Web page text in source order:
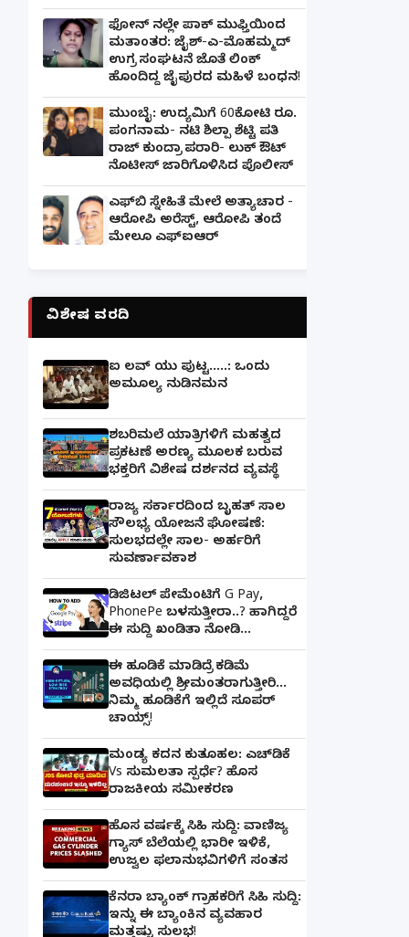
ಫೋನ್ ನಲ್ಲೇ ಪಾಕ್ ಮುಫ್ತಿಯಿಂದ
ಮತಾಂತರ: ಜೈಶ್-ಎ-ಮೊಹಮ್ಮದ್
ಉಗ್ರ ಸಂಘಟನೆ ಜೊತೆ ಲಿಂಕ್
ಹೊಂದಿದ್ದ ಜೈಪುರದ ಮಹಿಳೆ ಬಂಧನ!
ಮುಂಬೈ: ಉದ್ಯಮಿಗೆ 60ಕೋಟಿ ರೂ.
ಪಂಗನಾಮ- ನಟಿ ಶಿಲ್ಪಾ ಶೆಟ್ಟಿ ಪತಿ
ರಾಜ್ ಕುಂದ್ರಾ ಪರಾರಿ- ಲುಕ್ ಔಟ್
ನೊಟೀಸ್ ಜಾರಿಗೊಳಿಸಿದ ಪೊಲೀಸ್
ಎಫ್‌ಬಿ ಸ್ನೇಹಿತೆ ಮೇಲೆ ಅತ್ಯಾಚಾರ -
ಆರೋಪಿ ಅರೆಸ್ಟ್, ಆರೋಪಿ ತಂದೆ
ಮೇಲೂ ಎಫ್ಐಆರ್
ವಿಶೇಷ ವರದಿ
ಐ ಲವ್ ಯು ಪುಟ್ಟ.....: ಒಂದು
ಅಮೂಲ್ಯ ನುಡಿನಮನ
ಶಬರಿಮಲೆ ಯಾತ್ರಿಗಳಿಗೆ ಮಹತ್ವದ
ಪ್ರಕಟಣೆ ಅರಣ್ಯ ಮೂಲಕ ಬರುವ
ಭಕ್ತರಿಗೆ ವಿಶೇಷ ದರ್ಶನದ ವ್ಯವಸ್ಥೆ
ರಾಜ್ಯ ಸರ್ಕಾರದಿಂದ ಬೃಹತ್ ಸಾಲ
ಸೌಲಭ್ಯ ಯೋಜನೆ ಘೋಷಣೆ:
ಸುಲಭದಲ್ಲೇ ಸಾಲ- ಅರ್ಹರಿಗೆ
ಸುವರ್ಣಾವಕಾಶ
ಡಿಜಿಟಲ್ ಪೇಮೆಂಟಿಗೆ G Pay,
PhonePe ಬಳಸುತ್ತೀರಾ..? ಹಾಗಿದ್ದರೆ
ಈ ಸುದ್ದಿ ಖಂಡಿತಾ ನೋಡಿ...
ಈ ಹೂಡಿಕೆ ಮಾಡಿದ್ರೆ ಕಡಿಮೆ
ಅವಧಿಯಲ್ಲಿ ಶ್ರೀಮಂತರಾಗುತ್ತೀರಿ...
ನಿಮ್ಮ ಹೂಡಿಕೆಗೆ ಇಲ್ಲಿದೆ ಸೂಪರ್
ಚಾಯ್ಸ್‌!
ಮಂಡ್ಯ ಕದನ ಕುತೂಹಲ: ಎಚ್‌ಡಿಕೆ
Vs ಸುಮಲತಾ ಸ್ಪರ್ಧೆ? ಹೊಸ
ರಾಜಕೀಯ ಸಮೀಕರಣ
ಹೊಸ ವರ್ಷಕ್ಕೆ ಸಿಹಿ ಸುದ್ದಿ: ವಾಣಿಜ್ಯ
ಗ್ಯಾಸ್‌ ಬೆಲೆಯಲ್ಲಿ ಭಾರೀ ಇಳಿಕೆ,
ಉಜ್ವಲ ಫಲಾನುಭವಿಗಳಿಗೆ ಸಂತಸ
ಕೆನರಾ ಬ್ಯಾಂಕ್‌ ಗ್ರಾಹಕರಿಗೆ ಸಿಹಿ ಸುದ್ದಿ:
ಇನ್ನು ಈ ಬ್ಯಾಂಕಿನ ವ್ಯವಹಾರ